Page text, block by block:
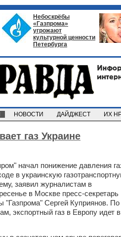
Небоскрёбы
«Газпрома»
угрожают
культурной ценности
Петербурга
НОВОСТИ ДАЙДЖЕСТ ИХ
газ Украине
начал понижение давления
в украинскую
заявил журналистам в
в Москве пресс-секретарь
"Газпрома" Сергей Куприянов. По
экспортный газ в Европу идет в